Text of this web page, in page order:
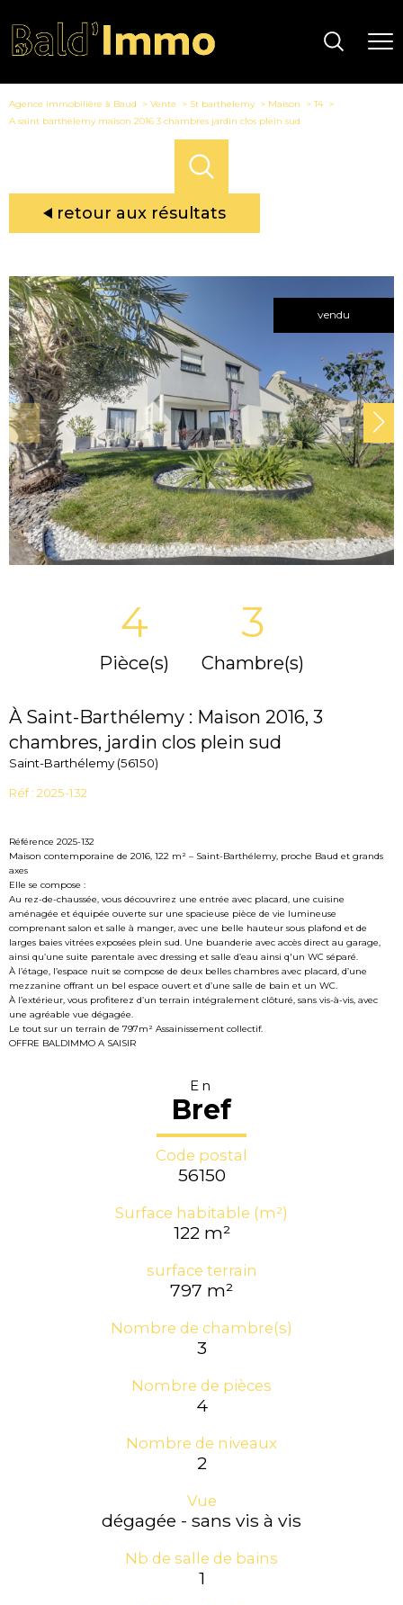
Agence immobilière à Baud Vente St barthelemy Maison
T4
A saint barthelemy maison 2016 3 chambres jardin clos plein sud
retour aux résultats
vendu
4
Pièce(s)
3
Chambre(s)
À Saint-Barthélemy : Maison 2016, 3
chambres, jardin clos plein sud
Saint-Barthélemy (56150)
Réf : 2025-132
Référence 2025-132
Maison contemporaine de 2016, 122 m² – Saint-Barthélemy, proche Baud et grands
axes
Elle se compose :
Au rez-de-chaussée, vous découvrirez une entrée avec placard, une cuisine
aménagée et équipée ouverte sur une spacieuse pièce de vie lumineuse
comprenant salon et salle à manger, avec une belle hauteur sous plafond et de
larges baies vitrées exposées plein sud. Une buanderie avec accès direct au garage,
ainsi qu’une suite parentale avec dressing et salle d’eau ainsi q'un WC séparé.
À l’étage, l’espace nuit se compose de deux belles chambres avec placard, d’une
mezzanine offrant un bel espace ouvert et d’une salle de bain et un WC.
À l’extérieur, vous profiterez d’un terrain intégralement clôturé, sans vis-à-vis, avec
une agréable vue dégagée.
Le tout sur un terrain de 797m² Assainissement collectif.
OFFRE BALDIMMO A SAISIR
En
Bref
Code postal
56150
Surface habitable (m²)
122 m²
surface terrain
797 m²
Nombre de chambre(s)
3
Nombre de pièces
4
Nombre de niveaux
2
Vue
dégagée - sans vis à vis
Nb de salle de bains
1